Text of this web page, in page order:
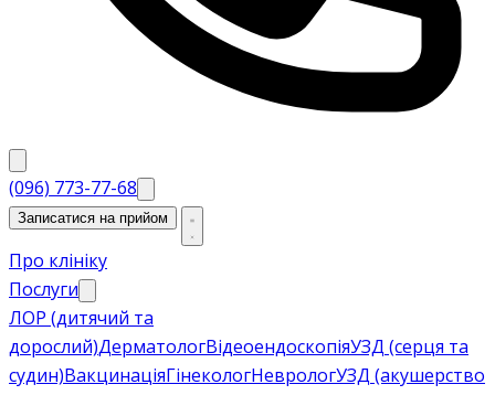
(096) 773-77-68
Записатися на прийом
Про клініку
Послуги
ЛОР (дитячий та
дорослий)ДерматологВідеоендоскопіяУЗД (серця та
судин)ВакцинаціяГінекологНеврологУЗД (акушерство